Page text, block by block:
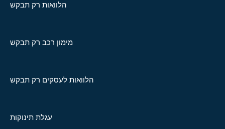
הלוואות רק תבקש
מימון רכב רק תבקש
הלוואות לעסקים רק תבקש
עגלת תינוקות